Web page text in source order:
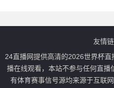
友情链
24直播网提供高清的2026世界杯
播在线观看，本站不参与任何直
有体育赛事信号源均来源于互联